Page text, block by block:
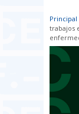
Principal
trabajos